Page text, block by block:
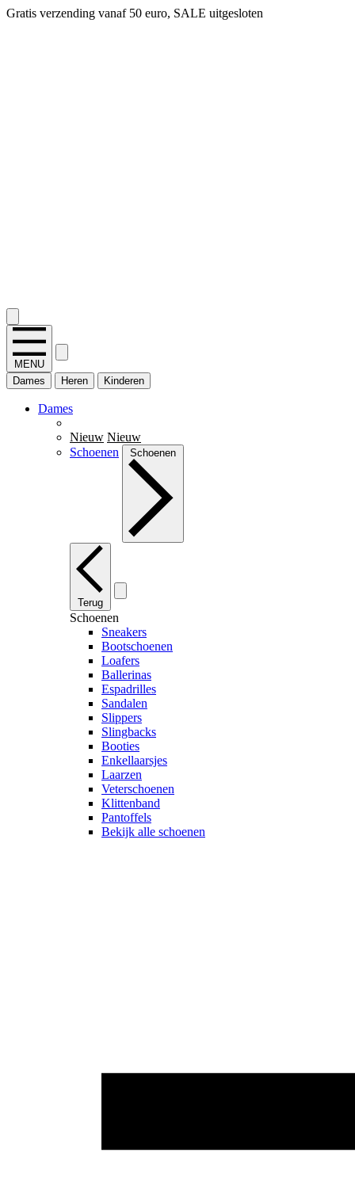
Gratis verzending vanaf 50 euro, SALE uitgesloten
MENU
Dames
Heren Kinderen
Dames
Nieuw Nieuw
Schoenen
Schoenen
Terug
Schoenen
Sneakers
Bootschoenen
Loafers
Ballerinas
Espadrilles
Sandalen
Slippers
Slingbacks
Booties
Enkellaarsjes
Laarzen
Veterschoenen
Klittenband
Pantoffels
Bekijk alle schoenen